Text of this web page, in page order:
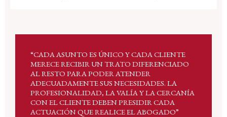
“CADA ASUNTO ES ÚNICO Y CADA CLIENTE
MERECE RECIBIR UN TRATO DIFERENCIADO
AL RESTO PARA PODER ATENDER
ADECUADAMENTE SUS NECESIDADES. LA
PROFESIONALIDAD, LA VALÍA Y LA CERCANÍA
CON EL CLIENTE DEBEN PRESIDIR CADA
ACTUACIÓN QUE REALICE EL ABOGADO”